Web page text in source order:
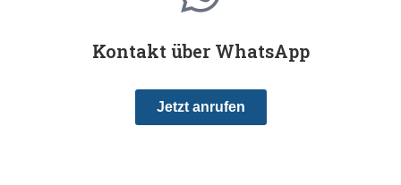
Kontakt über WhatsApp
Jetzt anrufen